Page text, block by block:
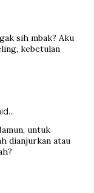
sih mbak? Aku
kebetulan
untuk
dianjurkan atau